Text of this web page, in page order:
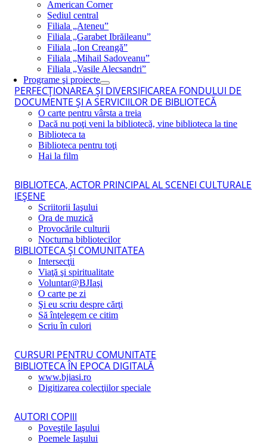
American Corner
Sediul central
Filiala „Ateneu”
Filiala „Garabet Ibrăileanu”
Filiala „Ion Creangă”
Filiala „Mihail Sadoveanu”
Filiala „Vasile Alecsandri”
Programe şi proiecte
PERFECŢIONAREA ŞI DIVERSIFICAREA FONDULUI DE
DOCUMENTE ŞI A SERVICIILOR DE BIBLIOTECĂ
O carte pentru vârsta a treia
Dacă nu poţi veni la bibliotecă, vine biblioteca la tine
Biblioteca ta
Biblioteca pentru toţi
Hai la film
BIBLIOTECA, ACTOR PRINCIPAL AL SCENEI CULTURALE
IEŞENE
Scriitorii Iaşului
Ora de muzică
Provocările culturii
Nocturna bibliotecilor
BIBLIOTECA ŞI COMUNITATEA
Intersecţii
Viaţă şi spiritualitate
Voluntar@BJIaşi
O carte pe zi
Şi eu scriu despre cărţi
Să înţelegem ce citim
Scriu în culori
CURSURI PENTRU COMUNITATE
BIBLIOTECA ÎN EPOCA DIGITALĂ
www.bjiasi.ro
Digitizarea colecţiilor speciale
AUTORI COPIII
Poveştile Iaşului
Poemele Iaşului